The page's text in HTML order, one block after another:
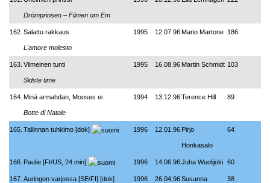
Drömprinsen – Filmen om Em
162. Salattu rakkaus
L'amore molesto
1995 12.07.96Mario Martone 186
163. Viimeinen tunti
Sidste time
1995 16.08.96 Martin Schmidt 103
164. Minä armahdan, Mooses ei
Botte di Natale
1994 13.12.96Terence Hill 89
165. Tallinnan tuhkimo [dok] 1996 12.01.96 Pirjo
Honkasalo
64
166. Paulie [FI/US, 24 min] 1996 14.06.96Juha Wuolijoki 60
167. Auringon varjossa [SE/FI] [dok] 1996 26.04.96Susanna 38